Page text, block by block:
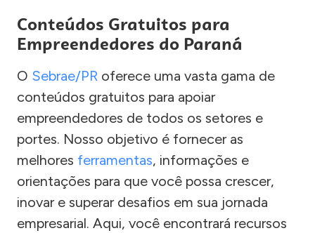
Conteúdos Gratuitos para
Empreendedores do Paraná
O Sebrae/PR oferece uma vasta gama de
conteúdos gratuitos para apoiar
empreendedores de todos os setores e
portes. Nosso objetivo é fornecer as
melhores ferramentas, informações e
orientações para que você possa crescer,
inovar e superar desafios em sua jornada
empresarial. Aqui, você encontrará recursos